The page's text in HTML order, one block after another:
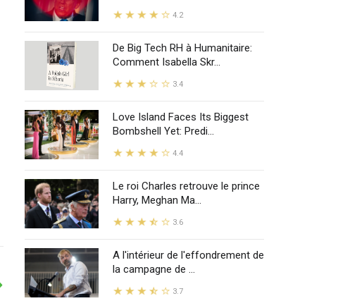
4.2
De Big Tech RH à Humanitaire:
Comment Isabella Skr...
3.4
Love Island Faces Its Biggest
Bombshell Yet: Predi...
4.4
Le roi Charles retrouve le prince
Harry, Meghan Ma...
3.6
A l'intérieur de l'effondrement de
la campagne de ...
3.7